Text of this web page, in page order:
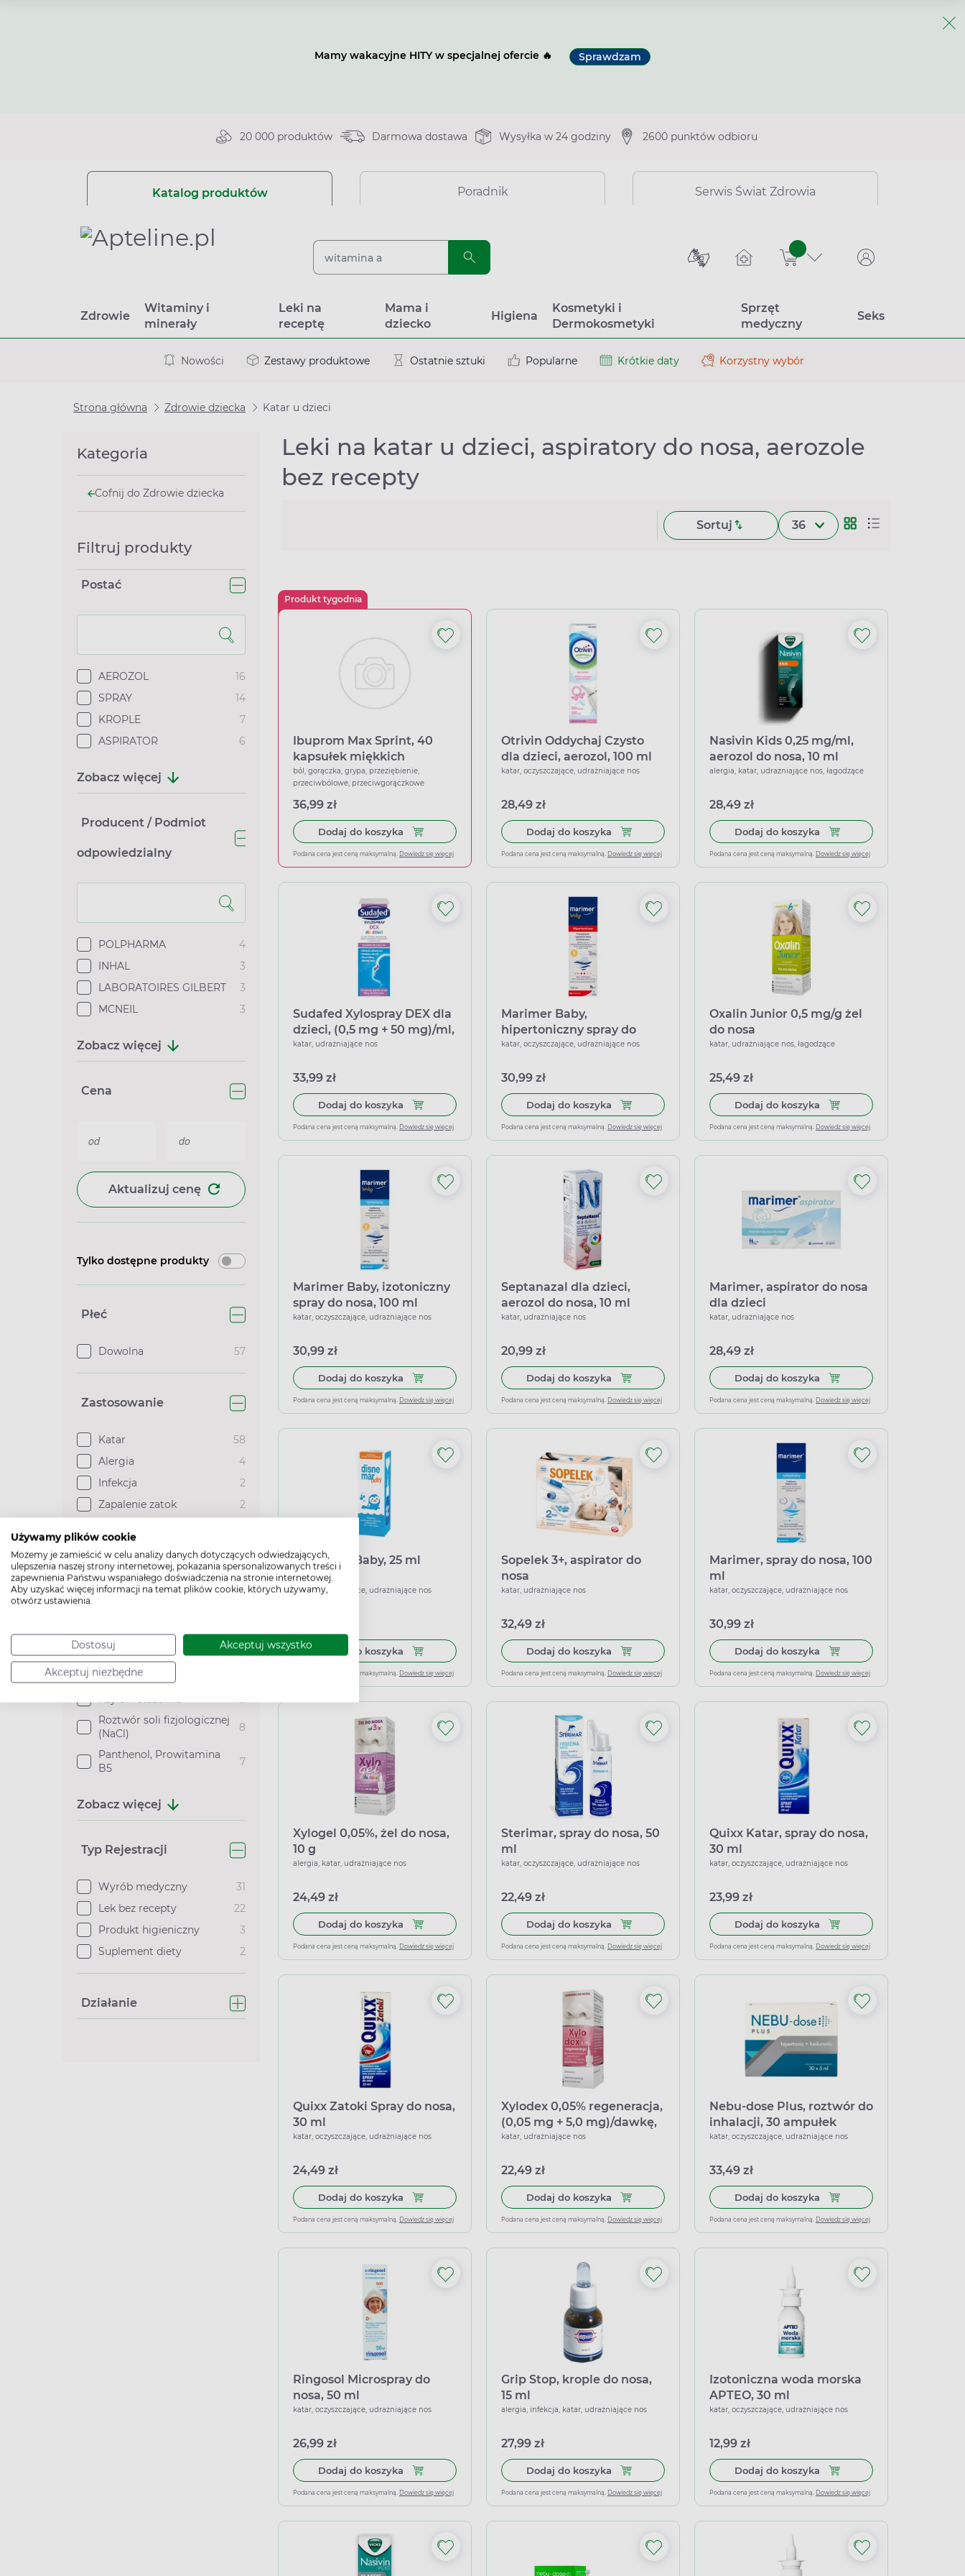
Używamy plików cookie
Możemy je zamieścić w celu analizy danych dotyczących odwiedzających,
ulepszenia naszej strony internetowej, pokazania spersonalizowanych treści i
zapewnienia Państwu wspaniałego doświadczenia na stronie internetowej.
Aby uzyskać więcej informacji na temat plików cookie, których używamy,
otwórz ustawienia.
Dostosuj Akceptuj wszystko
Akceptuj niezbędne
Mamy wakacyjne HITY w specjalnej ofercie 🔥 Sprawdzam
20 000 produktów Darmowa dostawa Wysyłka w 24 godziny 2600 punktów odbioru
Katalog produktów Poradnik Serwis Świat Zdrowia
sztuk
Zdrowie
Witaminy i
minerały
Leki na
receptę
Mama i
dziecko
Higiena
Kosmetyki i
Dermokosmetyki
Sprzęt
medyczny
Seks
Nowości Zestawy produktowe Ostatnie sztuki Popularne Krótkie daty Korzystny wybór
Strona główna Zdrowie dziecka Katar u dzieci
Kategoria
Cofnij do Zdrowie dziecka
Filtruj produkty
Postać
AEROZOL
16
SPRAY
14
KROPLE
7
ASPIRATOR
6
Zobacz więcej
Producent / Podmiot
odpowiedzialny
POLPHARMA
4
INHAL
3
LABORATOIRES GILBERT
3
MCNEIL
3
Zobacz więcej
Cena
Aktualizuj cenę
Tylko dostępne produkty
Płeć
Dowolna 57
Zastosowanie
Katar
58
Alergia
4
Infekcja
2
Zapalenie zatok
2
Zobacz więcej
Główny składnik
Woda morska
Roztwór soli fizjologicznej
(NaCl)
8
Panthenol, Prowitamina
B5
7
Zobacz więcej
Typ Rejestracji
Wyrób medyczny
31
Lek bez recepty
22
Produkt higieniczny
3
Suplement diety
2
Działanie
Leki na katar u dzieci, aspiratory do nosa, aerozole
bez recepty
Sortuj 36
Produkt tygodnia
Ibuprom Max Sprint, 40
kapsułek miękkich
ból, gorączka, grypa, przeziębienie,
przeciwbólowe, przeciwgorączkowe
36,99 zł
Dodaj do koszyka Dodaj do koszyka Ibuprom Max Sprint, 40 kapsułek miękkich
Podana cena jest ceną maksymalną. Dowiedz się więcej
Otrivin Oddychaj Czysto
dla dzieci, aerozol, 100 ml
katar, oczyszczające, udrażniające nos
28,49 zł
Dodaj do koszyka Dodaj do koszyka Otrivin Oddychaj Czysto dla dzieci, aerozol, 100 ml
Podana cena jest ceną maksymalną. Dowiedz się więcej
Nasivin Kids 0,25 mg/ml,
aerozol do nosa, 10 ml
alergia, katar, udrażniające nos, łagodzące
28,49 zł
Dodaj do koszyka Dodaj do koszyka Nasivin
Podana cena jest ceną maksymalną. Dowiedz się więcej
Sudafed Xylospray DEX dla
dzieci, (0,5 mg + 50 mg)/ml,
aerozol do nosa, 10 ml
katar, udrażniające nos
33,99 zł
Dodaj do koszyka Dodaj do koszyka Sudafed Xylospray DEX dla dzieci, (0,5 mg + 50 mg)/ml, aerozol do nosa, 10 ml
Podana cena jest ceną maksymalną. Dowiedz się więcej
Marimer Baby,
hipertoniczny spray do
nosa, 100 ml
katar, oczyszczające, udrażniające nos
30,99 zł
Dodaj do koszyka Dodaj do koszyka Marimer Baby, hipertoniczny spray do nosa, 100 ml
Podana cena jest ceną maksymalną. Dowiedz się więcej
Oxalin Junior 0,5 mg/g żel
do nosa
katar, udrażniające nos, łagodzące
25,49 zł
Dodaj do koszyka Dodaj do koszyka Oxalin
Podana cena jest ceną maksymalną. Dowiedz się więcej
Marimer Baby, izotoniczny
spray do nosa, 100 ml
katar, oczyszczające, udrażniające nos
30,99 zł
Dodaj do koszyka Dodaj do koszyka Marimer Baby, izotoniczny spray do nosa, 100 ml
Podana cena jest ceną maksymalną. Dowiedz się więcej
Septanazal dla dzieci,
aerozol do nosa, 10 ml
katar, udrażniające nos
20,99 zł
Dodaj do koszyka Dodaj do koszyka Septanazal dla dzieci, aerozol do nosa, 10 ml
Podana cena jest ceną maksymalną. Dowiedz się więcej
Marimer, aspirator do nosa
dla dzieci
katar, udrażniające nos
28,49 zł
Dodaj do koszyka Dodaj do koszyka Marimer,
Podana cena jest ceną maksymalną. Dowiedz się więcej
Disnemar Baby, 25 ml
katar, oczyszczające, udrażniające nos
Dodaj do koszyka Dodaj do koszyka Disnemar Baby, 25 ml
Podana cena jest ceną maksymalną. Dowiedz się więcej
Sopelek 3+, aspirator do
nosa
katar, udrażniające nos
32,49 zł
Dodaj do koszyka Dodaj do koszyka Sopelek 3+, aspirator do nosa
Podana cena jest ceną maksymalną. Dowiedz się więcej
Marimer, spray do nosa, 100
ml
katar, oczyszczające, udrażniające nos
30,99 zł
Dodaj do koszyka Dodaj do koszyka Marimer,
Podana cena jest ceną maksymalną. Dowiedz się więcej
Xylogel 0,05%, żel do nosa,
10 g
alergia, katar, udrażniające nos
24,49 zł
Dodaj do koszyka Dodaj do koszyka Xylogel 0,05%, żel do nosa, 10 g
Podana cena jest ceną maksymalną. Dowiedz się więcej
Sterimar, spray do nosa, 50
ml
katar, oczyszczające, udrażniające nos
22,49 zł
Dodaj do koszyka Dodaj do koszyka Sterimar, spray do nosa, 50 ml
Podana cena jest ceną maksymalną. Dowiedz się więcej
Quixx Katar, spray do nosa,
30 ml
katar, oczyszczające, udrażniające nos
23,99 zł
Dodaj do koszyka Dodaj do koszyka Quixx
Podana cena jest ceną maksymalną. Dowiedz się więcej
Quixx Zatoki Spray do nosa,
30 ml
katar, oczyszczające, udrażniające nos
24,49 zł
Dodaj do koszyka Dodaj do koszyka Quixx Zatoki Spray do nosa, 30 ml
Podana cena jest ceną maksymalną. Dowiedz się więcej
Xylodex 0,05% regeneracja,
(0,05 mg + 5,0 mg)/dawkę,
aerozol do nosa, 10 ml
katar, udrażniające nos
22,49 zł
Dodaj do koszyka Dodaj do koszyka Xylodex 0,05% regeneracja, (0,05 mg + 5,0 mg)/
Podana cena jest ceną maksymalną. Dowiedz się więcej
Nebu-dose Plus, roztwór do
inhalacji, 30 ampułek
katar, oczyszczające, udrażniające nos
33,49 zł
Dodaj do koszyka Dodaj do koszyka Nebu-
Podana cena jest ceną maksymalną. Dowiedz się więcej
Ringosol Microspray do
nosa, 50 ml
katar, oczyszczające, udrażniające nos
26,99 zł
Dodaj do koszyka Dodaj do koszyka Ringosol Microspray do nosa, 50 ml
Podana cena jest ceną maksymalną. Dowiedz się więcej
Grip Stop, krople do nosa,
15 ml
alergia, infekcja, katar, udrażniające nos
27,99 zł
Dodaj do koszyka Dodaj do koszyka Grip Stop, krople do nosa, 15 ml
Podana cena jest ceną maksymalną. Dowiedz się więcej
Izotoniczna woda morska
APTEO, 30 ml
katar, oczyszczające, udrażniające nos
12,99 zł
Dodaj do koszyka Dodaj do koszyka
Podana cena jest ceną maksymalną. Dowiedz się więcej